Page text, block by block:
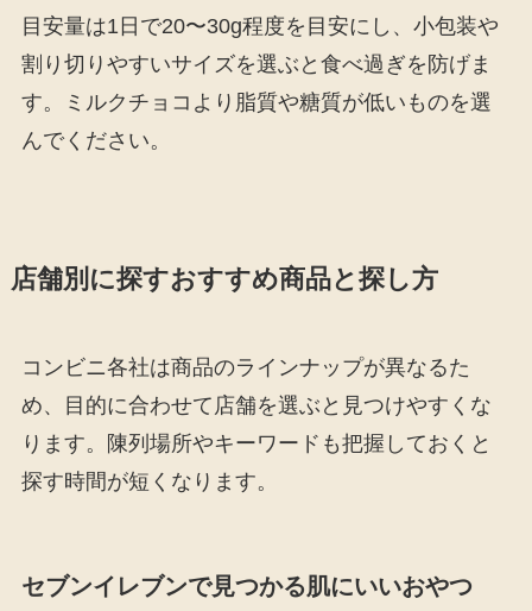
目安量は1日で20〜30g程度を目安にし、小包装や
割り切りやすいサイズを選ぶと食べ過ぎを防げま
す。ミルクチョコより脂質や糖質が低いものを選
んでください。
店舗別に探すおすすめ商品と探し方
コンビニ各社は商品のラインナップが異なるた
め、目的に合わせて店舗を選ぶと見つけやすくな
ります。陳列場所やキーワードも把握しておくと
探す時間が短くなります。
セブンイレブンで見つかる肌にいいおやつ